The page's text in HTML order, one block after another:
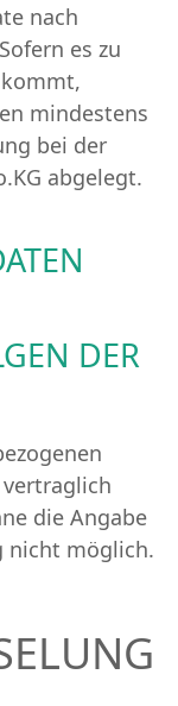
nach
es zu
mindestens
bei der
abgelegt.
DER
die Angabe
nicht möglich.